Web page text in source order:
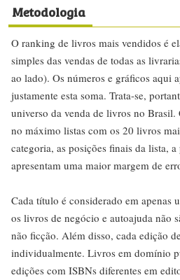
Metodologia
O ranking de livros mais vendidos é
simples das vendas de todas as
ao lado). Os números e gráficos aqui
justamente esta soma. Trata-se,
universo da venda de livros no
no máximo listas com os 20 livros
categoria, as posições finais da lista,
apresentam uma maior margem de
Cada título é considerado em apenas
os livros de negócio e autoajuda não
não ficção. Além disso, cada edição
individualmente. Livros em domínio
edições com ISBNs diferentes em